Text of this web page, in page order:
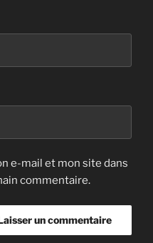
e-mail et mon site dans
commentaire.